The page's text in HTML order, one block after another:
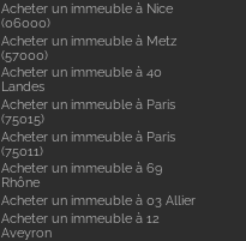
Acheter un immeuble à Nice
(06000)
Acheter un immeuble à Metz
(57000)
Acheter un immeuble à 40
Landes
Acheter un immeuble à Paris
(75015)
Acheter un immeuble à Paris
(75011)
Acheter un immeuble à 69
Rhône
Acheter un immeuble à 03 Allier
Acheter un immeuble à 12
Aveyron